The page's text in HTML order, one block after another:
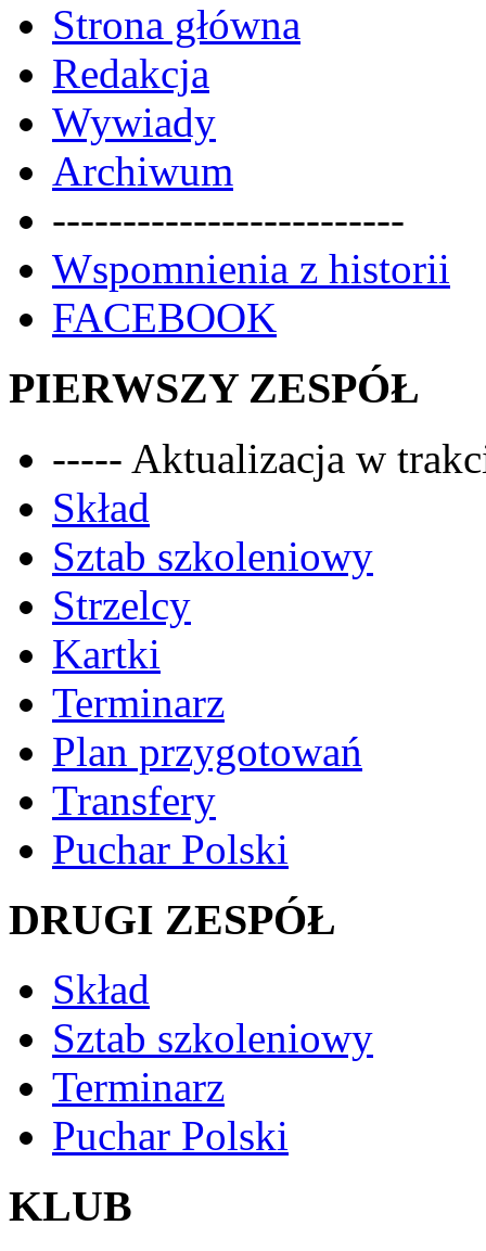
Strona główna
Redakcja
Wywiady
Archiwum
-------------------------
Wspomnienia z historii
FACEBOOK
PIERWSZY ZESPÓŁ
----- Aktualizacja w
Skład
Sztab szkoleniowy
Strzelcy
Kartki
Terminarz
Plan przygotowań
Transfery
Puchar Polski
DRUGI ZESPÓŁ
Skład
Sztab szkoleniowy
Terminarz
Puchar Polski
KLUB